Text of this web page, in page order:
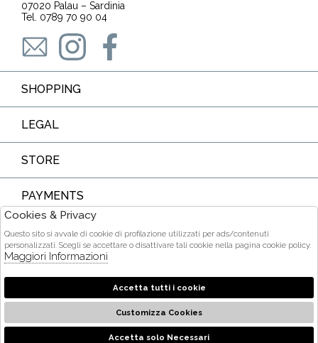
07020 Palau – Sardinia
Tel. 0789 70 90 04
SHOPPING
LEGAL
STORE
PAYMENTS
2026 Ditta Acquarone Maria Stella - P.iva : 01375840905 Powered
Atelier società Gruppo Zucchetti
Cookies & Privacy
Questo sito si avvale di cookie di profilazione utilizzati per ads/contenuti
personalizzati. Scegli se accettare o disattivare tali cookie nella pagina cookie policy.
Maggiori Informazioni
Accetta tutti i cookie
Customizza Cookies
Accetta solo Necessari